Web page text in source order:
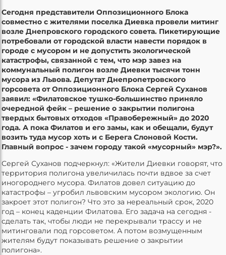
Сегодня представители Оппозиционного Блока
совместно с жителями поселка Диевка провели митинг
возле Днепровского городского совета. Пикетирующие
потребовали от городской власти навести порядок в
городе с мусором и не допустить экологической
катастрофы, связанной с тем, что мэр завез на
коммунальный полигон возле Диевки тысячи тонн
мусора из Львова. Депутат Днепропетровского
горсовета от Оппозиционного Блока Сергей Суханов
заявил: «Филатовское тушко-большинство приняло
очередной фейк – решение о закрытии полигона
твердых бытовых отходов «Правобережный» до 2020
года. А пока Филатов и его замы, как и обещали, будут
возить туда мусор хоть и с Берега Слоновой Кости.
Главный вопрос - зачем городу такой «мусорный» мэр?».
Сергей Суханов подчеркнул: «Жители Диевки говорят, что
территория полигона увеличилась почти вдвое за счет
иногороднего мусора. Филатов довел ситуацию до
катастрофы – угробил львовским мусором экологию. Он
закроет этот полигон? Что это за нереальный срок, 2020
год – конец каденции Филатова. Его задача на сегодня -
сделать так, чтобы люди не перекрывали трассу и не
митинговали под горсоветом. А потом возмущенным
жителям будут показывать решение о закрытии
полигона».